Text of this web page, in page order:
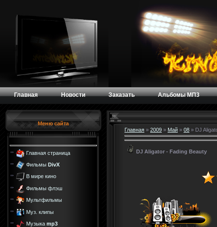
Главная Новости Заказать Альбомы МП3
Меню сайта
Главная страница
Фильмы DivX
В мире кино
Фильмы флэш
Мультфильмы
Муз. клипы
Музыка mp3
Главная » 2009 » Май » 08 » DJ
DJ Aligator - Fading Beauty